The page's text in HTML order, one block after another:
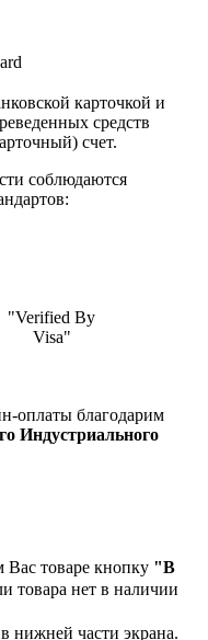
карточкой и
средств
счет.
соблюдаются
"Verified By
Visa"
оплаты благодарим
Индустриального
Вас товаре кнопку "В
товара нет в наличии
нижней части экрана.